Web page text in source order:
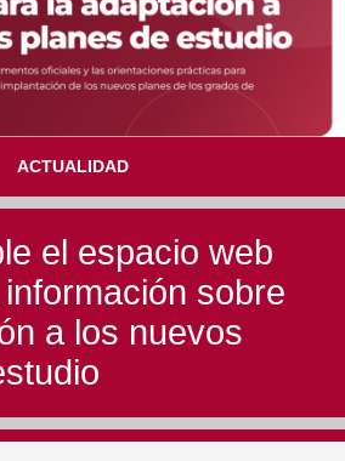
ACTUALIDAD
el espacio web
sobre
a los nuevos